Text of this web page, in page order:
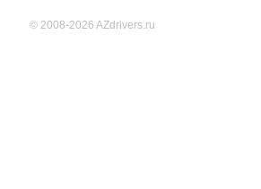
© 2008-2026 AZdrivers.ru